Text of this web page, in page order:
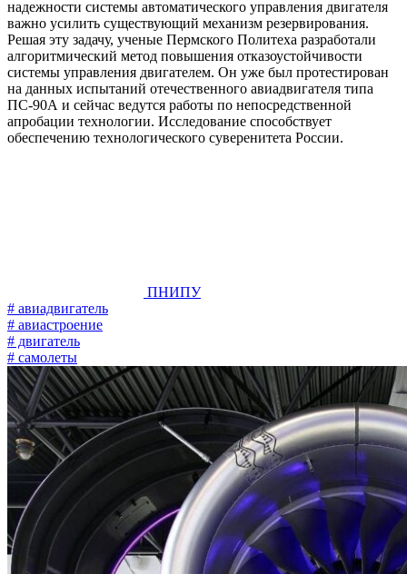
надежности системы автоматического управления двигателя
важно усилить существующий механизм резервирования.
Решая эту задачу, ученые Пермского Политеха разработали
алгоритмический метод повышения отказоустойчивости
системы управления двигателем. Он уже был протестирован
на данных испытаний отечественного авиадвигателя типа
ПС-90А и сейчас ведутся работы по непосредственной
апробации технологии. Исследование способствует
обеспечению технологического суверенитета России.
ПНИПУ
# авиадвигатель
# авиастроение
# двигатель
# самолеты